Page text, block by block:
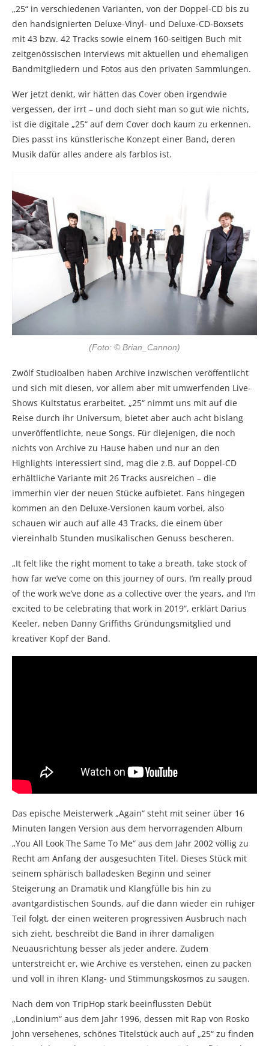
„25“ in verschiedenen Varianten, von der Doppel-CD bis zu
den handsignierten Deluxe-Vinyl- und Deluxe-CD-Boxsets
mit 43 bzw. 42 Tracks sowie einem 160-seitigen Buch mit
zeitgenössischen Interviews mit aktuellen und ehemaligen
Bandmitgliedern und Fotos aus den privaten Sammlungen.
Wer jetzt denkt, wir hätten das Cover oben irgendwie
vergessen, der irrt – und doch sieht man so gut wie nichts,
ist die digitale „25“ auf dem Cover doch kaum zu erkennen.
Dies passt ins künstlerische Konzept einer Band, deren
Musik dafür alles andere als farblos ist.
(Foto: © Brian_Cannon)
Zwölf Studioalben haben Archive inzwischen veröffentlicht
und sich mit diesen, vor allem aber mit umwerfenden Live-
Shows Kultstatus erarbeitet. „25“ nimmt uns mit auf die
Reise durch ihr Universum, bietet aber auch acht bislang
unveröffentlichte, neue Songs. Für diejenigen, die noch
nichts von Archive zu Hause haben und nur an den
Highlights interessiert sind, mag die z.B. auf Doppel-CD
erhältliche Variante mit 26 Tracks ausreichen – die
immerhin vier der neuen Stücke aufbietet. Fans hingegen
kommen an den Deluxe-Versionen kaum vorbei, also
schauen wir auch auf alle 43 Tracks, die einem über
viereinhalb Stunden musikalischen Genuss bescheren.
„It felt like the right moment to take a breath, take stock of
how far we’ve come on this journey of ours. I’m really proud
of the work we’ve done as a collective over the years, and I’m
excited to be celebrating that work in 2019“, erklärt Darius
Keeler, neben Danny Griffiths Gründungsmitglied und
kreativer Kopf der Band.
Das epische Meisterwerk „Again“ steht mit seiner über 16
Minuten langen Version aus dem hervorragenden Album
„You All Look The Same To Me“ aus dem Jahr 2002 völlig zu
Recht am Anfang der ausgesuchten Titel. Dieses Stück mit
seinem sphärisch balladesken Beginn und seiner
Steigerung an Dramatik und Klangfülle bis hin zu
avantgardistischen Sounds, auf die dann wieder ein ruhiger
Teil folgt, der einen weiteren progressiven Ausbruch nach
sich zieht, beschreibt die Band in ihrer damaligen
Neuausrichtung besser als jeder andere. Zudem
unterstreicht er, wie Archive es verstehen, einen zu packen
und voll in ihren Klang- und Stimmungskosmos zu saugen.
Nach dem von TripHop stark beeinflussten Debüt
„Londinium“ aus dem Jahr 1996, dessen mit Rap von Rosko
John versehenes, schönes Titelstück auch auf „25“ zu finden